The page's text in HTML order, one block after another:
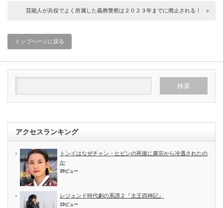
芸能人が兵役でよく所属した義務警察は２０２３年までに廃止される！
トップページに戻る
アクセスランキング
トンイはなぜチャン・ヒビンの死後に粛宗から冷遇されたの
か
39ビュー
レジェンド時代劇の系譜２『太王四神記』
19ビュー